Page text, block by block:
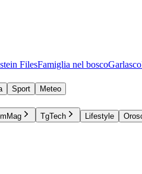
FilesFamiglia nel boscoGarlasco
Sport
Meteo
TgTech Lifestyle